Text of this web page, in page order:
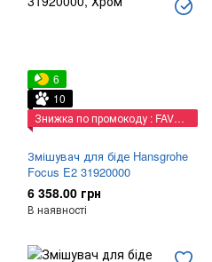
6
10
Знижка по промокоду : FAVORIT
Змішувач для біде Hansgrohe
Focus E2 31920000
6 358.00 грн
В наявності